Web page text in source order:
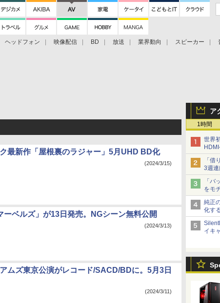
ヘッドフォン 映像配信 BD 放送 業界動向 スピーカー
ア
1時間
世界
から
「借
3週
「バ
をモ
純正
化す
イキ
最新作「屋根裏のラジャー」5月UHD BD化
(2024/3/15)
ベルズ」が13日発売。NGシーン無料公開
(2024/3/13)
ムズ東京公演がレコード/SACD/BDに。5月3日
(2024/3/11)